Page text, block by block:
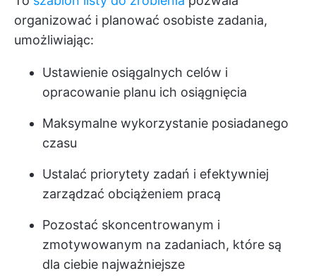
organizować i planować osobiste zadania,
umożliwiając:
Ustawienie osiągalnych celów i
opracowanie planu ich osiągnięcia
Maksymalne wykorzystanie posiadanego
czasu
Ustalać priorytety zadań i efektywniej
zarządzać obciążeniem pracą
Pozostać skoncentrowanym i
zmotywowanym na zadaniach, które są
dla ciebie najważniejsze